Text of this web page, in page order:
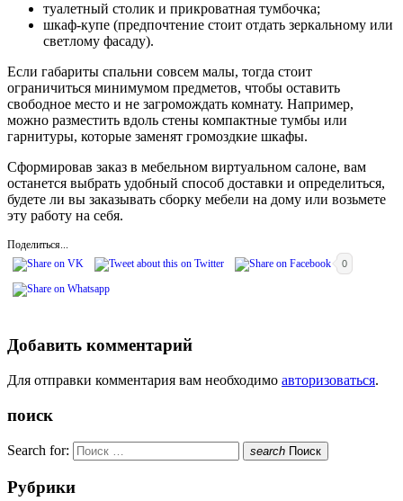
туалетный столик и прикроватная тумбочка;
шкаф-купе (предпочтение стоит отдать зеркальному или
светлому фасаду).
Если габариты спальни совсем малы, тогда стоит
ограничиться минимумом предметов, чтобы оставить
свободное место и не загромождать комнату. Например,
можно разместить вдоль стены компактные тумбы или
гарнитуры, которые заменят громоздкие шкафы.
Сформировав заказ в мебельном виртуальном салоне, вам
останется выбрать удобный способ доставки и определиться,
будете ли вы заказывать сборку мебели на дому или возьмете
эту работу на себя.
Поделиться...
0
Добавить комментарий
Для отправки комментария вам необходимо авторизоваться.
поиск
Search for: search Поиск
Рубрики